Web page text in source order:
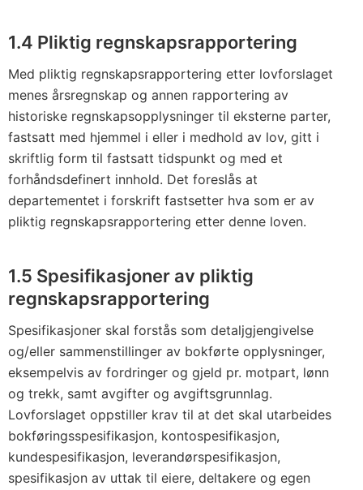
1.4 Pliktig regnskapsrapportering
Med pliktig regnskapsrapportering etter lovforslaget
menes årsregnskap og annen rapportering av
historiske regnskapsopplysninger til eksterne parter,
fastsatt med hjemmel i eller i medhold av lov, gitt i
skriftlig form til fastsatt tidspunkt og med et
forhåndsdefinert innhold. Det foreslås at
departementet i forskrift fastsetter hva som er av
pliktig regnskapsrapportering etter denne loven.
1.5 Spesifikasjoner av pliktig
regnskapsrapportering
Spesifikasjoner skal forstås som detaljgjengivelse
og/eller sammenstillinger av bokførte opplysninger,
eksempelvis av fordringer og gjeld pr. motpart, lønn
og trekk, samt avgifter og avgiftsgrunnlag.
Lovforslaget oppstiller krav til at det skal utarbeides
bokføringsspesifikasjon, kontospesifikasjon,
kundespesifikasjon, leverandørspesifikasjon,
spesifikasjon av uttak til eiere, deltakere og egen